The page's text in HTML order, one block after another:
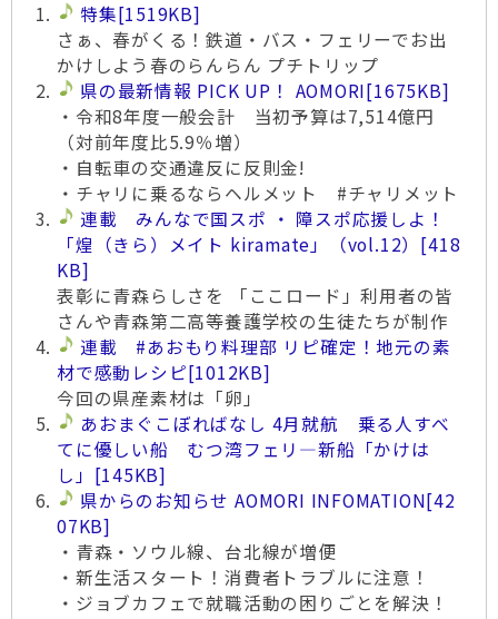
特集[1519KB]
さぁ、春がくる！鉄道・バス・フェリーでお出
かけしよう春のらんらん プチトリップ
県の最新情報 PICK UP！ AOMORI[1675KB]
・令和8年度一般会計 当初予算は7,514億円
（対前年度比5.9％増）
・自転車の交通違反に反則金!
・チャリに乗るならヘルメット #チャリメット
連載 みんなで国スポ ・ 障スポ応援しよ！
「煌（きら）メイト kiramate」（vol.12） [418
KB]
表彰に青森らしさを 「ここロード」利用者の皆
さんや青森第二高等養護学校の生徒たちが制作
連載 #あおもり料理部 リピ確定！地元の素
材で感動レシピ[1012KB]
今回の県産素材は「卵」
あおまぐこぼればなし 4月就航 乗る人すべ
てに優しい船 むつ湾フェリ―新船「かけは
し」 [145KB]
県からのお知らせ AOMORI INFOMATION[42
07KB]
・青森・ソウル線、台北線が増便
・新生活スタート！消費者トラブルに注意！
・ジョブカフェで就職活動の困りごとを解決！